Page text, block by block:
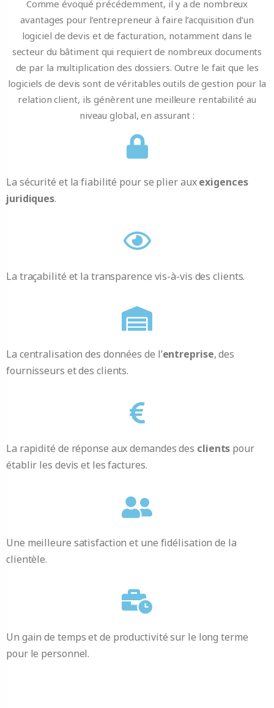
Comme évoqué précédemment, il y a de nombreux
avantages pour l’entrepreneur à faire l’acquisition d’un
logiciel de devis et de facturation, notamment dans le
secteur du bâtiment qui requiert de nombreux documents
de par la multiplication des dossiers. Outre le fait que les
logiciels de devis sont de véritables outils de gestion pour la
relation client, ils génèrent une meilleure rentabilité au
niveau global, en assurant :
La sécurité et la fiabilité pour se plier auxexigences
juridiques.
La traçabilité et la transparence vis-à-vis des clients.
La centralisation des données de l’entreprise, des
fournisseurs et des clients.
La rapidité de réponse aux demandes des clients pour
établir les devis et les factures.
Une meilleure satisfaction et une fidélisation de la
clientèle.
Un gain de temps et de productivité sur le long terme
pour le personnel.